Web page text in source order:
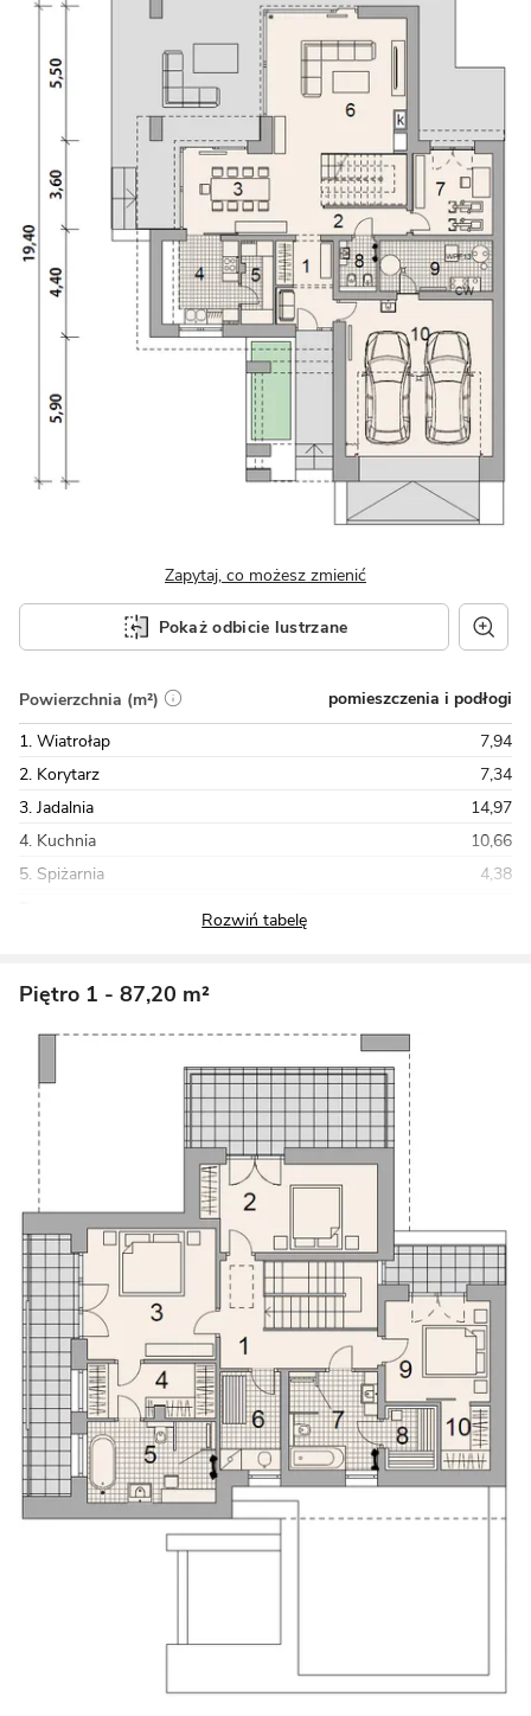
Zapytaj, co możesz zmienić
Pokaż odbicie lustrzane
Powierzchnia (m²)
pomieszczenia i podłogi
1. Wiatrołap
7,94
2. Korytarz
7,34
3. Jadalnia
14,97
4. Kuchnia
10,66
5. Spiżarnia
4,38
Piętro 1 - 87,20 m²